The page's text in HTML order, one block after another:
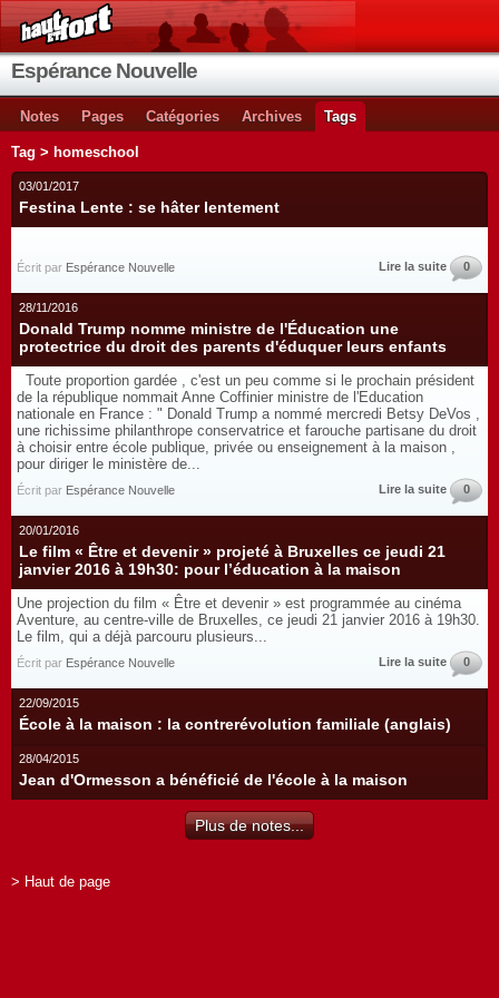
Espérance Nouvelle
Notes Pages Catégories Archives Tags
Tag > homeschool
03/01/2017
Festina Lente : se hâter lentement
Écrit par Espérance Nouvelle Lire la suite 0
28/11/2016
Donald Trump nomme ministre de l'Éducation une
protectrice du droit des parents d'éduquer leurs enfants
Toute proportion gardée , c'est un peu comme si le prochain président
de la république nommait Anne Coffinier ministre de l'Education
nationale en France : " Donald Trump a nommé mercredi Betsy DeVos ,
une richissime philanthrope conservatrice et farouche partisane du droit
à choisir entre école publique, privée ou enseignement à la maison ,
pour diriger le ministère de...
Écrit par Espérance Nouvelle Lire la suite 0
20/01/2016
Le film « Être et devenir » projeté à Bruxelles ce jeudi 21
janvier 2016 à 19h30: pour l’éducation à la maison
Une projection du film « Être et devenir » est programmée au cinéma
Aventure, au centre-ville de Bruxelles, ce jeudi 21 janvier 2016 à 19h30.
Le film, qui a déjà parcouru plusieurs...
Écrit par Espérance Nouvelle Lire la suite 0
22/09/2015
École à la maison : la contrerévolution familiale (anglais)
28/04/2015
Jean d'Ormesson a bénéficié de l'école à la maison
Plus de notes...
> Haut de page